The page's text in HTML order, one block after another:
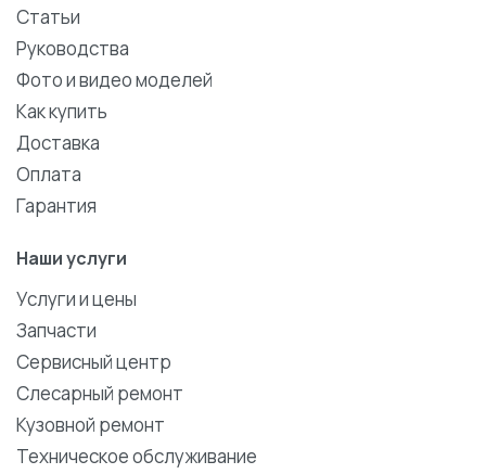
Статьи
Руководства
Фото и видео моделей
Как купить
Доставка
Оплата
Гарантия
Наши услуги
Услуги и цены
Запчасти
Сервисный центр
Слесарный ремонт
Кузовной ремонт
Техническое обслуживание